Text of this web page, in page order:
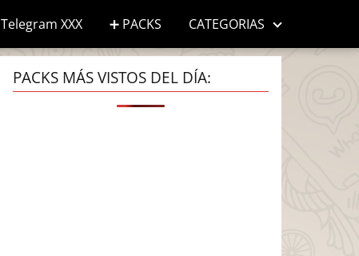
Telegram XXX ➕ PACKS CATEGORIAS
PACKS MÁS VISTOS DEL DÍA: